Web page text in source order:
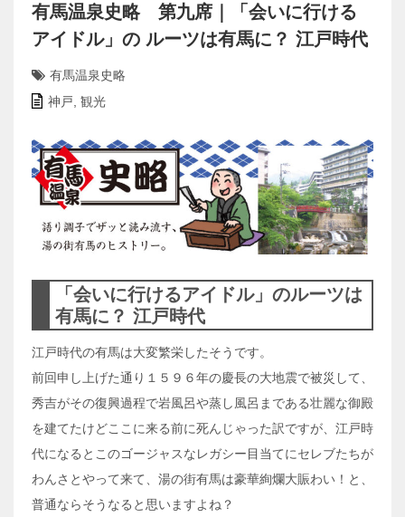
有馬温泉史略 第九席｜「会いに行ける
アイドル」の ルーツは有馬に？ 江戸時代
有馬温泉史略
神戸 観光
「会いに行けるアイドル」のルーツは
有馬に？ 江戸時代
江戸時代の有馬は大変繁栄したそうです。
前回申し上げた通り１５９６年の慶長の大地震で被災して、
秀吉がその復興過程で岩風呂や蒸し風呂まである壮麗な御殿
を建てたけどここに来る前に死んじゃった訳ですが、江戸時
代になるとこのゴージャスなレガシー目当てにセレブたちが
わんさとやって来て、湯の街有馬は豪華絢爛大賑わい！と、
普通ならそうなると思いますよね？